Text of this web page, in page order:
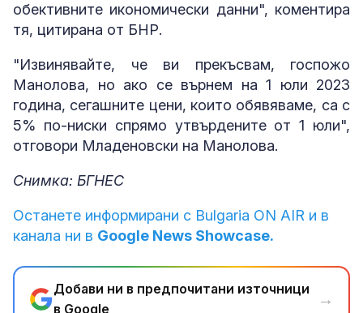
обективните икономически данни", коментира
тя, цитирана от БНР.
"Извинявайте, че ви прекъсвам, госпожо
Манолова, но ако се върнем на 1 юли 2023
година, сегашните цени, които обявяваме, са с
5% по-ниски спрямо утвърдените от 1 юли",
отговори Младеновски на Манолова.
Снимка: БГНЕС
Останете информирани с Bulgaria ON AIR и в
канала ни в Google News Showcase.
Добави ни в предпочитани източници
в Google
→